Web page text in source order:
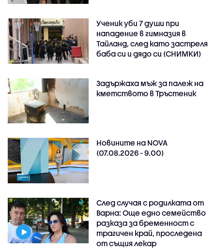
Ученик уби 7 души при
нападение в гимназия в
Тайланд, след като застреля
баба си и дядо си (СНИМКИ)
Задържаха мъж за палеж на
кметството в Тръстеник
Новините на NOVA
(07.08.2026 - 9.00)
След случая с родилката от
Варна: Още едно семейство
разказа за бременност с
трагичен край, проследена
от същия лекар